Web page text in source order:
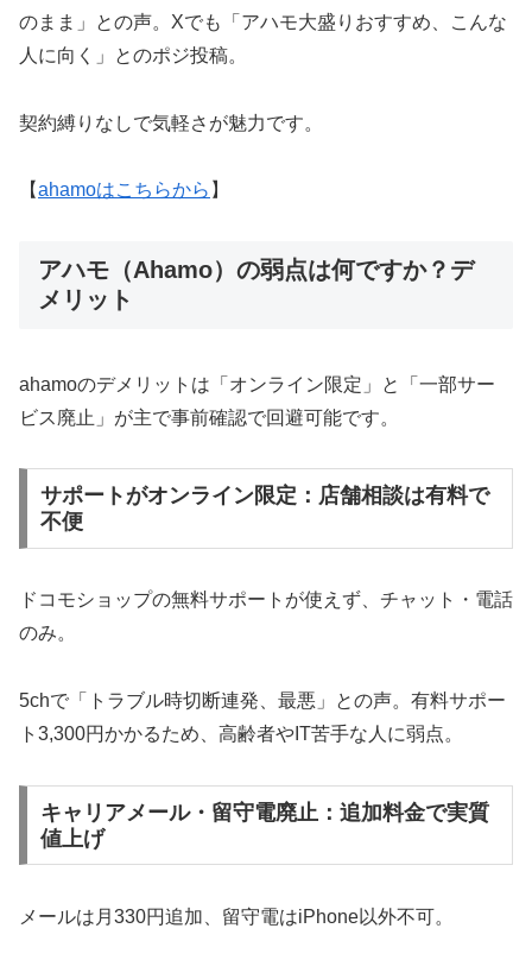
のまま」との声。Xでも「アハモ大盛りおすすめ、こんな
人に向く」とのポジ投稿。
契約縛りなしで気軽さが魅力です。
【ahamoはこちらから 】
アハモ（Ahamo）の弱点は何ですか？デ
メリット
ahamoのデメリットは「オンライン限定」と「一部サー
ビス廃止」が主で事前確認で回避可能です。
サポートがオンライン限定：店舗相談は有料で
不便
ドコモショップの無料サポートが使えず、チャット・電話
のみ。
5chで「トラブル時切断連発、最悪」との声。有料サポー
ト3,300円かかるため、高齢者やIT苦手な人に弱点。
キャリアメール・留守電廃止：追加料金で実質
値上げ
メールは月330円追加、留守電はiPhone以外不可。